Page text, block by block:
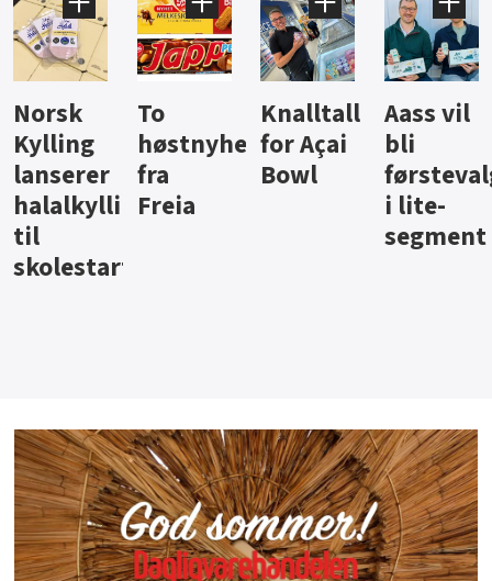
Knalltall
for Açai
Bowl
Aass vil
bli
førstevalg
i lite-
Brus og
jus fra
Berentsen
Hard
iste fra
Hansa